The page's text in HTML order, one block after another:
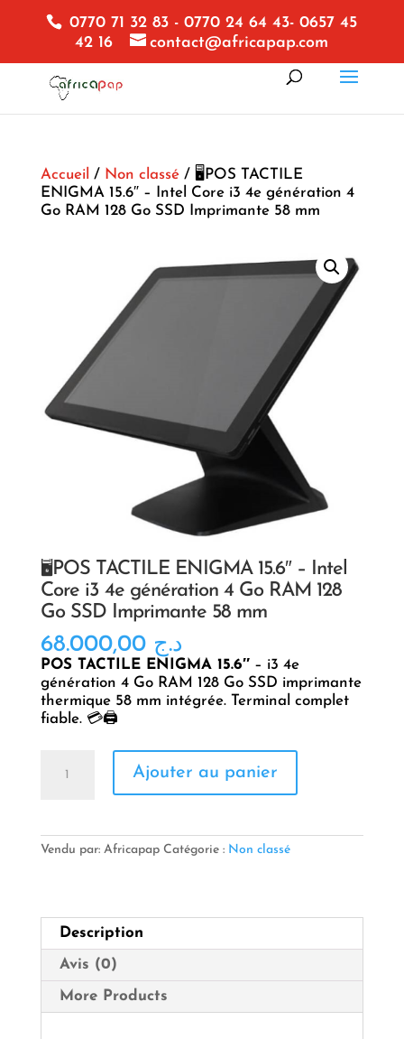
0770 71 32 83 - 0770 24 64 43- 0657 45
42 16
contact@africapap.com
Accueil / Non classé/ 🖥POS TACTILE
ENIGMA 15.6″ – Intel Core i3 4e génération 4
Go RAM 128 Go SSD Imprimante 58 mm
🖥POS TACTILE ENIGMA 15.6″ – Intel
Core i3 4e génération 4 Go RAM 128
Go SSD Imprimante 58 mm
د.ج 68.000,00
POS TACTILE ENIGMA 15.6″– i3 4e
génération 4 Go RAM 128 Go SSD imprimante
thermique 58 mm intégrée. Terminal complet
fiable. 💳🖨️
ENIGMA
Core
génération
Go
Ajouter au panier
Vendu par: Africapap Catégorie : Non classé
Description
Avis (0)
More Products